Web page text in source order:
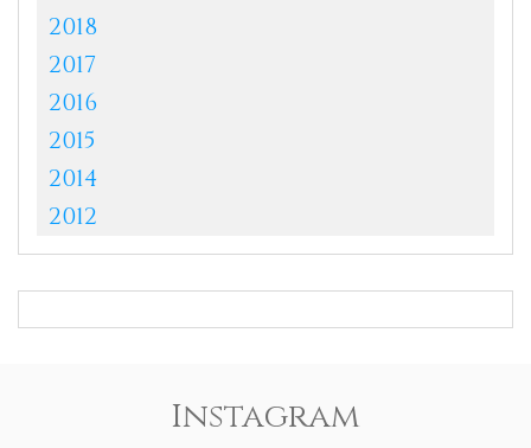
2018
2017
2016
2015
2014
2012
Instagram